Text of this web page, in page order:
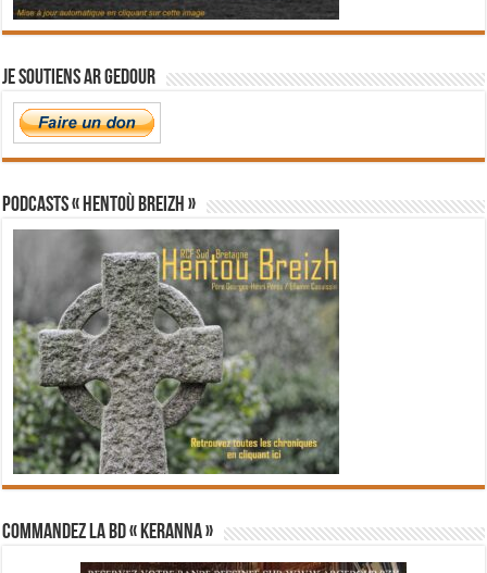
Je soutiens Ar Gedour
PODCASTS « Hentoù Breizh »
Commandez la BD « Keranna »